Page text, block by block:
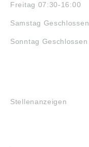
Freitag 07:30-16:00
Samstag Geschlossen
Sonntag Geschlossen
Stellenanzeigen